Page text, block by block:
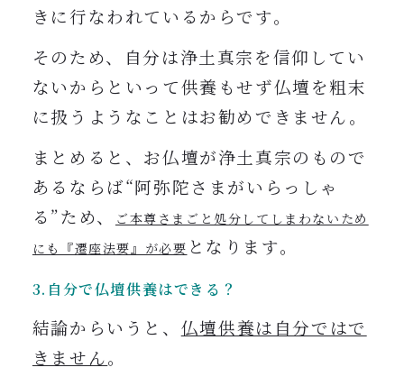
きに行なわれているからです。
そのため、自分は浄土真宗を信仰してい
ないからといって供養もせず仏壇を粗末
に扱うようなことはお勧めできません。
まとめると、お仏壇が浄土真宗のもので
あるならば“阿弥陀さまがいらっしゃ
る”ため、
ご本尊さまごと処分してしまわないため
にも『遷座法要』が必要 となります。
3.自分で仏壇供養はできる？
結論からいうと、 仏壇供養は自分ではで
きません。